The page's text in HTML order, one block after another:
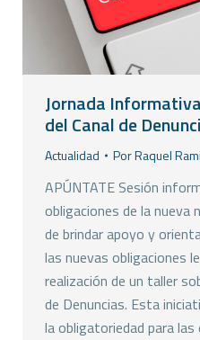
Jornada
del Canal de
Actualidad PorRaquel
APÚNTATE Sesión
obligaciones de la nueva
de brindar apoyo y
las nuevas obligaciones
realización de un taller
de Denuncias. Esta
la obligatoriedad para